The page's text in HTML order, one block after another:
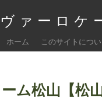
ァーロケ
ホーム このサイトにつ
ム松山【松